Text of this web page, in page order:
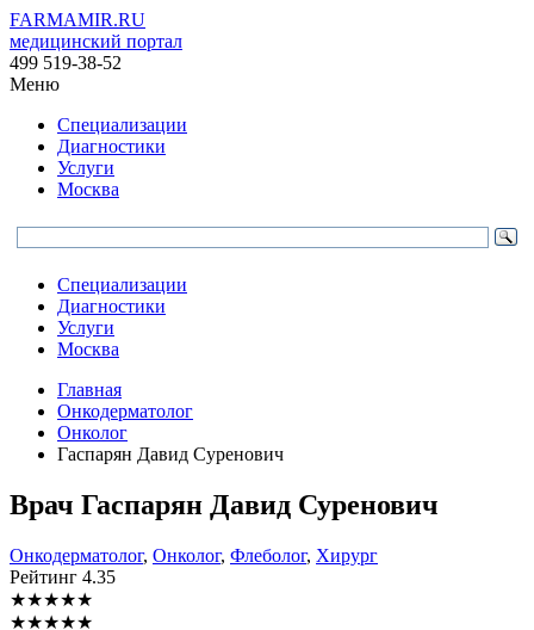
FARMAMIR.RU
медицинский портал
499 519-38-52
Меню
Специализации
Диагностики
Услуги
Москва
Специализации
Диагностики
Услуги
Москва
Главная
Онкодерматолог
Онколог
Гаспарян Давид Суренович
Врач Гаспарян Давид Суренович
Онкодерматолог, Онколог, Флеболог, Хирург
Рейтинг 4.35
★★★★★
★★★★★